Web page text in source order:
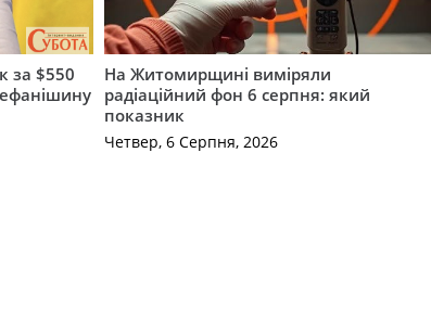
за $550
На Житомирщині виміряли
радіаційний фон 6 серпня: який
показник
Четвер, 6 Серпня, 2026